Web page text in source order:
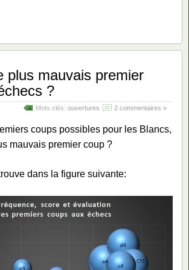
plus mauvais premier
?
2 commentaires »
Mots clés: ouvertures
coups possibles pour les Blancs,
mauvais premier coup ?
dans la figure suivante: